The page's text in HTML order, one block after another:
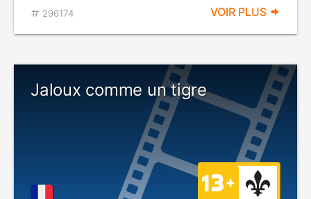
296174 VOIR PLUS
Jaloux comme un tigre